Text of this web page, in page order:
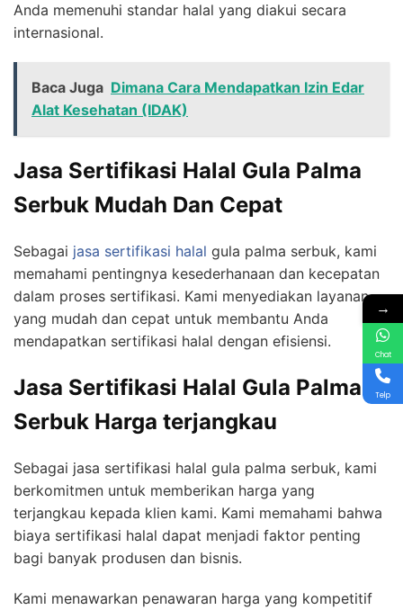
Anda memenuhi standar halal yang diakui secara
internasional.
Baca Juga Dimana Cara Mendapatkan Izin Edar
Alat Kesehatan (IDAK)
Jasa Sertifikasi Halal Gula Palma
Serbuk Mudah Dan Cepat
Sebagai jasa sertifikasi halal gula palma serbuk, kami
memahami pentingnya kesederhanaan dan kecepatan
dalam proses sertifikasi. Kami menyediakan layanan
yang mudah dan cepat untuk membantu Anda
mendapatkan sertifikasi halal dengan efisiensi.
Jasa Sertifikasi Halal Gula Palma
Serbuk Harga terjangkau
Sebagai jasa sertifikasi halal gula palma serbuk, kami
berkomitmen untuk memberikan harga yang
terjangkau kepada klien kami. Kami memahami bahwa
biaya sertifikasi halal dapat menjadi faktor penting
bagi banyak produsen dan bisnis.
Kami menawarkan penawaran harga yang kompetitif
→
Chat
Telp